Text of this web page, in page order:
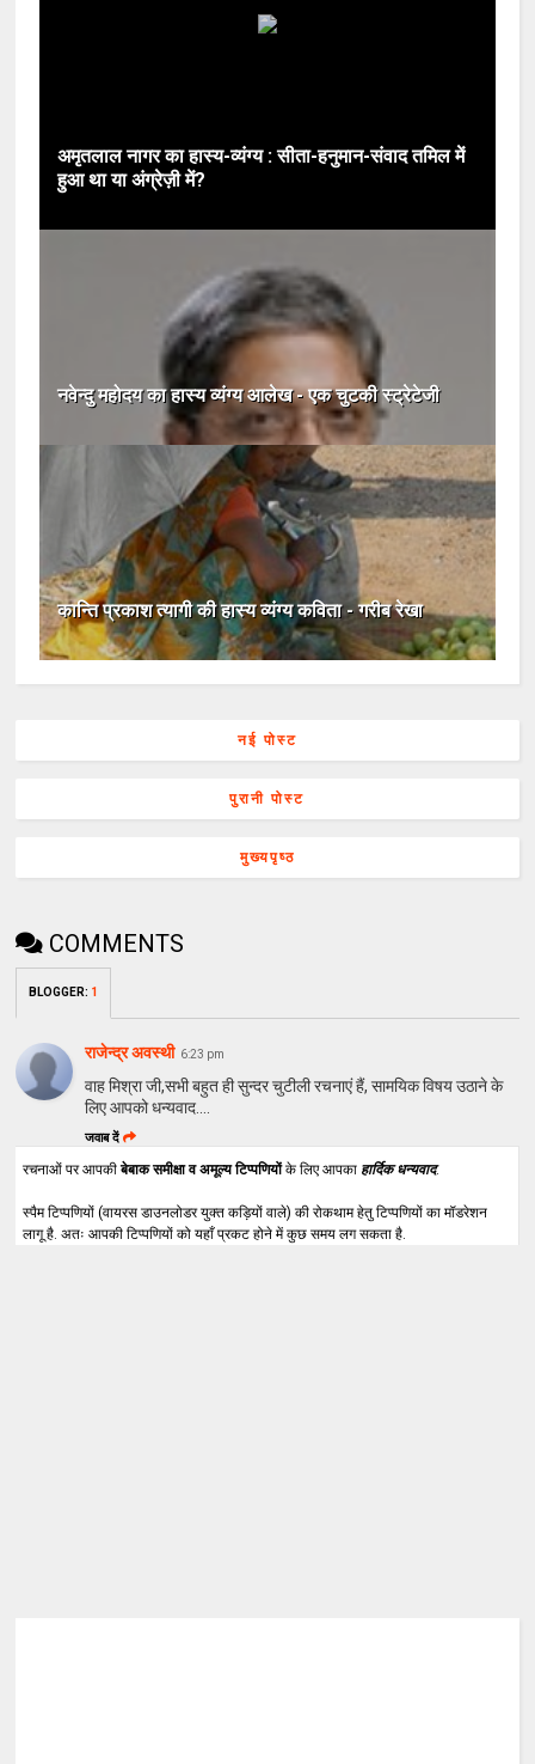
अमृतलाल नागर का हास्य-व्यंग्य : सीता-हनुमान-संवाद तमिल में
हुआ था या अंग्रेज़ी में?
नवेन्दु महोदय का हास्य व्यंग्य आलेख - एक चुटकी स्ट्रेटेजी
कान्ति प्रकाश त्यागी की हास्य व्यंग्य कविता - गरीब रेखा
नई पोस्ट
पुरानी पोस्ट
मुख्यपृष्ठ
COMMENTS
BLOGGER: 1
राजेन्द्र अवस्थी 6:23 pm
वाह मिश्रा जी,सभी बहुत ही सुन्दर चुटीली रचनाएं हैं, सामयिक विषय उठाने के
लिए आपको धन्यवाद....
जवाब दें
रचनाओं पर आपकीबेबाक समीक्षा व अमूल्य टिप्पणियोंके लिए आपका हार्दिक धन्यवाद.
स्पैम टिप्पणियों (वायरस डाउनलोडर युक्त कड़ियों वाले) की रोकथाम हेतु टिप्पणियों का मॉडरेशन
लागू है. अतः आपकी टिप्पणियों को यहाँ प्रकट होने में कुछ समय लग सकता है.